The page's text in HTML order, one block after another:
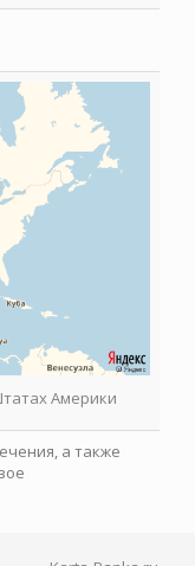
Америки
а также